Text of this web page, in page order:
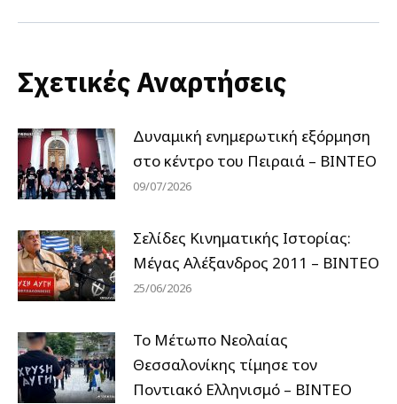
Σχετικές Αναρτήσεις
Δυναμική ενημερωτική εξόρμηση
στο κέντρο του Πειραιά – ΒΙΝΤΕΟ
09/07/2026
Σελίδες Κινηματικής Ιστορίας:
Μέγας Αλέξανδρος 2011 – ΒΙΝΤΕΟ
25/06/2026
Το Μέτωπο Νεολαίας
Θεσσαλονίκης τίμησε τον
Ποντιακό Ελληνισμό – ΒΙΝΤΕΟ